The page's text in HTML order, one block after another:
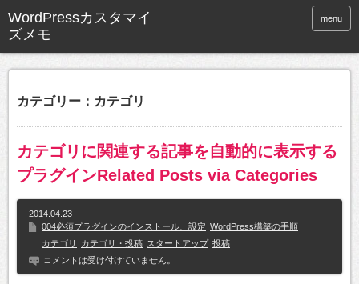
WordPressカスタマイ
ズメモ
menu
カテゴリー：カテゴリ
カテゴリに関連する記事を自動的に表示する
プラグインRelated Posts via Categories
2014.04.23
004必須プラグインのインストール、設定 WordPress構築の手順
カテゴリ
カテゴリ・投稿 スタートアップ 投稿
コメントは受け付けていません。